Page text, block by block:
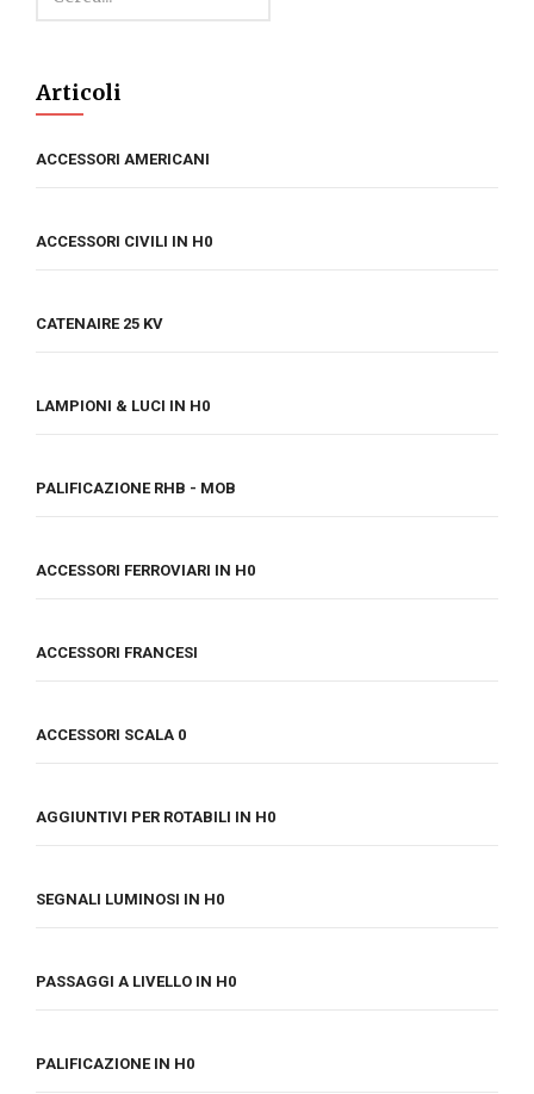
Articoli
ACCESSORI AMERICANI
ACCESSORI CIVILI IN H0
CATENAIRE 25 KV
LAMPIONI & LUCI IN H0
PALIFICAZIONE RHB - MOB
ACCESSORI FERROVIARI IN H0
ACCESSORI FRANCESI
ACCESSORI SCALA 0
AGGIUNTIVI PER ROTABILI IN H0
SEGNALI LUMINOSI IN H0
PASSAGGI A LIVELLO IN H0
PALIFICAZIONE IN H0